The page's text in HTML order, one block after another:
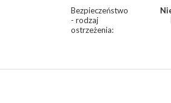
Bezpieczeństwo
- rodzaj
ostrzeżenia: